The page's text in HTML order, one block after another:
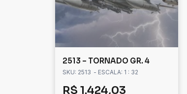
2513 – TORNADO GR. 4
SKU: 2513 - ESCALA: 1 : 32
R$ 1.424,03